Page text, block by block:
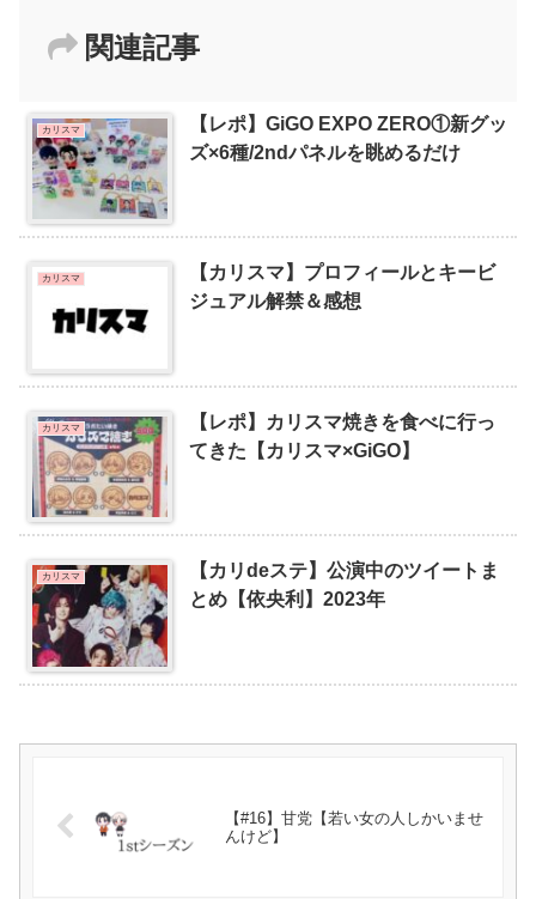
関連記事
カリスマ
【レポ】GiGO EXPO ZERO①新グッ
ズ×6種/2ndパネルを眺めるだけ
カリスマ
【カリスマ】プロフィールとキービ
ジュアル解禁＆感想
カリスマ
【レポ】カリスマ焼きを食べに行っ
てきた【カリスマ×GiGO】
カリスマ
【カリdeステ】公演中のツイートま
とめ【依央利】2023年
【#16】甘党【若い女の人しかいませ
んけど】